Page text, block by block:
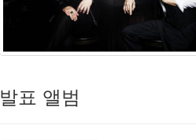
발표 앨범